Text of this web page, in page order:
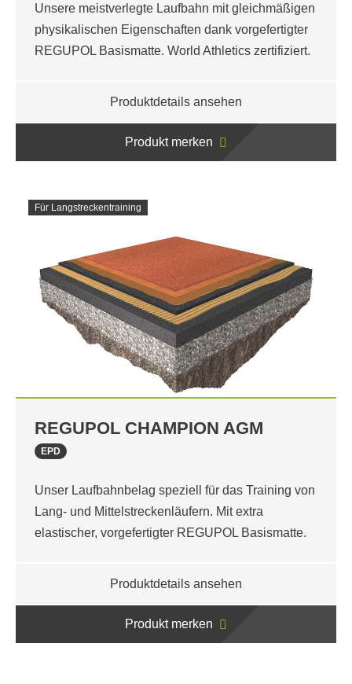
Unsere meistverlegte Laufbahn mit gleichmäßigen
physikalischen Eigenschaften dank vorgefertigter
REGUPOL Basismatte. World Athletics zertifiziert.
Produktdetails ansehen
Produkt merken
Für Langstreckentraining
REGUPOL CHAMPION AGM
EPD
Unser Laufbahnbelag speziell für das Training von
Lang- und Mittelstreckenläufern. Mit extra
elastischer, vorgefertigter REGUPOL Basismatte.
Produktdetails ansehen
Produkt merken